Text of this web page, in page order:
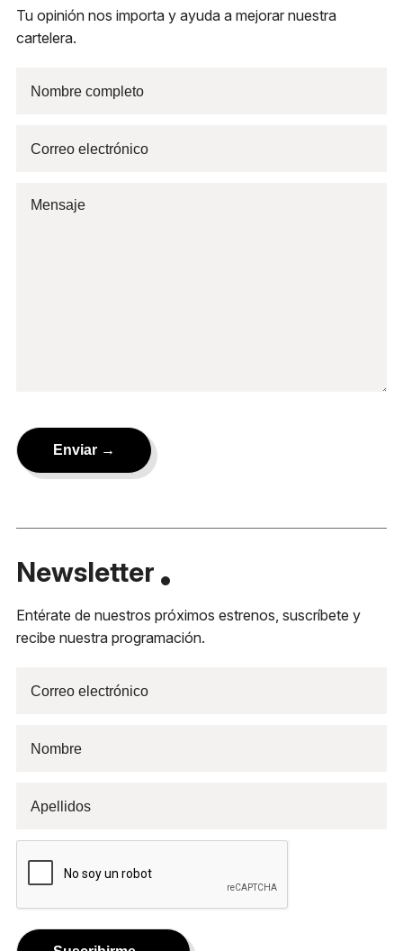
Tu opinión nos importa y ayuda a mejorar nuestra
cartelera.
Newsletter
Entérate de nuestros próximos estrenos, suscríbete y
recibe nuestra programación.